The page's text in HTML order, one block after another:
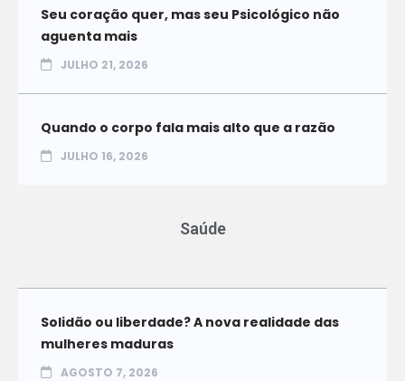
Seu coração quer, mas seu Psicológico não
aguenta mais
JULHO 21, 2026
Quando o corpo fala mais alto que a razão
JULHO 16, 2026
Saúde
Solidão ou liberdade? A nova realidade das
mulheres maduras
AGOSTO 7, 2026